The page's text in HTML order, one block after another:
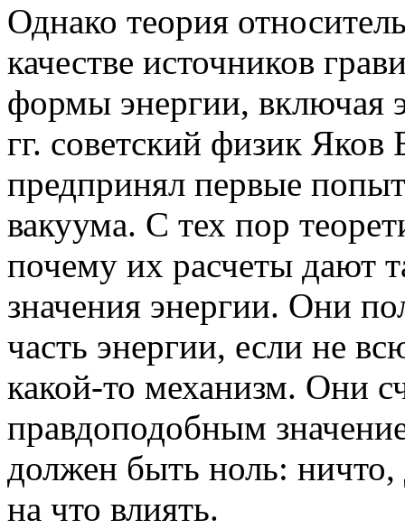
Однако теория
качестве источников
формы энергии, включая
гг. советский физик
предпринял первые
вакуума. С тех пор
почему их расчеты дают
значения энергии. Они
часть энергии, если не
какой-то механизм. Они
правдоподобным
должен быть ноль:
на что влиять.